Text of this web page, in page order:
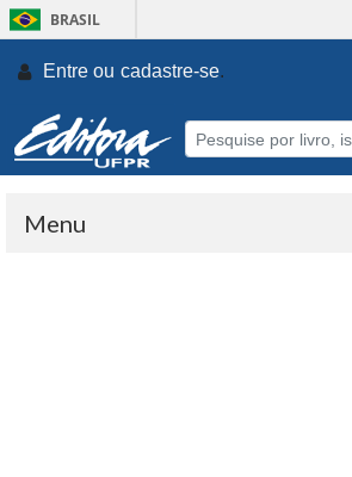
BRASIL
Entre ou cadastre-se.
Menu